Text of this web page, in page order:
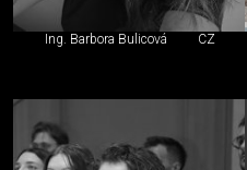
Ing. Barbora Bulicová CZ